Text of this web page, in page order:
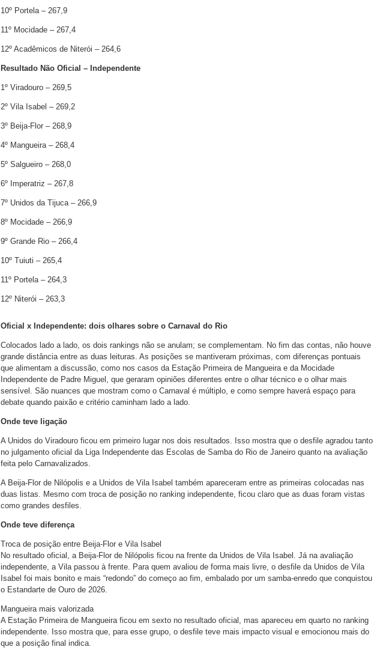
10º Portela – 267,9
11º Mocidade – 267,4
12º Acadêmicos de Niterói – 264,6
Resultado Não Oficial – Independente
1º Viradouro – 269,5
2º Vila Isabel – 269,2
3º Beija-Flor – 268,9
4º Mangueira – 268,4
5º Salgueiro – 268,0
6º Imperatriz – 267,8
7º Unidos da Tijuca – 266,9
8º Mocidade – 266,9
9º Grande Rio – 266,4
10º Tuiuti – 265,4
11º Portela – 264,3
12º Niterói – 263,3
Oficial x Independente: dois olhares sobre o Carnaval do Rio
Colocados lado a lado, os dois rankings não se anulam; se complementam. No fim das contas, não houve
grande distância entre as duas leituras. As posições se mantiveram próximas, com diferenças pontuais
que alimentam a discussão, como nos casos da Estação Primeira de Mangueira e da Mocidade
Independente de Padre Miguel, que geraram opiniões diferentes entre o olhar técnico e o olhar mais
sensível. São nuances que mostram como o Carnaval é múltiplo, e como sempre haverá espaço para
debate quando paixão e critério caminham lado a lado.
Onde teve ligação
A Unidos do Viradouro ficou em primeiro lugar nos dois resultados. Isso mostra que o desfile agradou tanto
no julgamento oficial da Liga Independente das Escolas de Samba do Rio de Janeiro quanto na avaliação
feita pelo Carnavalizados.
A Beija-Flor de Nilópolis e a Unidos de Vila Isabel também apareceram entre as primeiras colocadas nas
duas listas. Mesmo com troca de posição no ranking independente, ficou claro que as duas foram vistas
como grandes desfiles.
Onde teve diferença
Troca de posição entre Beija-Flor e Vila Isabel
No resultado oficial, a Beija-Flor de Nilópolis ficou na frente da Unidos de Vila Isabel. Já na avaliação
independente, a Vila passou à frente. Para quem avaliou de forma mais livre, o desfile da Unidos de Vila
Isabel foi mais bonito e mais “redondo” do começo ao fim, embalado por um samba-enredo que conquistou
o Estandarte de Ouro de 2026.
Mangueira mais valorizada
A Estação Primeira de Mangueira ficou em sexto no resultado oficial, mas apareceu em quarto no ranking
independente. Isso mostra que, para esse grupo, o desfile teve mais impacto visual e emocionou mais do
que a posição final indica.